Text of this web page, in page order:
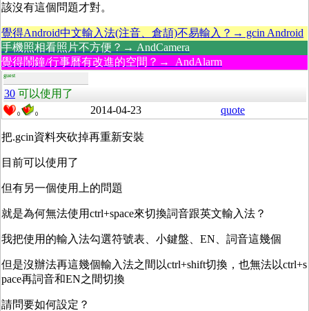
該沒有這個問題才對。
覺得Android中文輸入法(注音、倉頡)不易輸入？→ gcin Android
手機照相看照片不方便？→ AndCamera
覺得鬧鐘/行事曆有改進的空間？→ AndAlarm
guest
30 可以使用了
0 0 2014-04-23 quote
把.gcin資料夾砍掉再重新安裝
目前可以使用了
但有另一個使用上的問題
就是為何無法使用ctrl+space來切換詞音跟英文輸入法？
我把使用的輸入法勾選符號表、小鍵盤、EN、詞音這幾個
但是沒辦法再這幾個輸入法之間以ctrl+shift切換，也無法以ctrl+s
pace再詞音和EN之間切換
請問要如何設定？